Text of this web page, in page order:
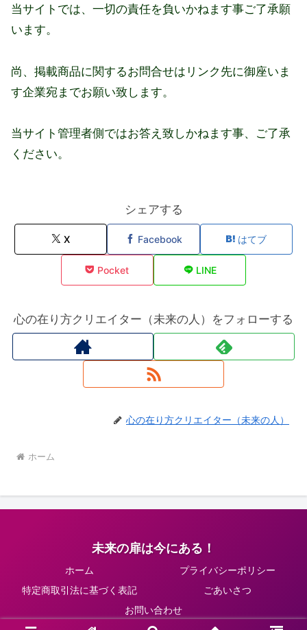
当サイトでは、一切の責任を負いかねます事ご了承願
います。
尚、掲載商品に関するお問合せはリンク先に御座いま
す企業宛までお願い致します。
当サイト管理者側ではお答え致しかねます事、ご了承
ください。
シェアする
X Facebook はてブ
Pocket LINE
心の在り方クリエイター（未来の人）をフォローする
心の在り方クリエイター（未来の人）
ホーム
未来の扉は今にある！
ホーム
プライバシーポリシー
特定商取引法に基づく表記
ごあいさつ
お問い合わせ